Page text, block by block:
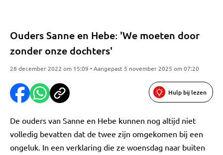
Ouders Sanne en Hebe: 'We moeten door
zonder onze dochters'
28 december 2022 om 15:09 • Aangepast 5 november 2025 om 07:20
Hulp bij lezen
De ouders van Sanne en Hebe kunnen nog altijd niet
volledig bevatten dat de twee zijn omgekomen bij een
ongeluk. In een verklaring die ze woensdag naar buiten